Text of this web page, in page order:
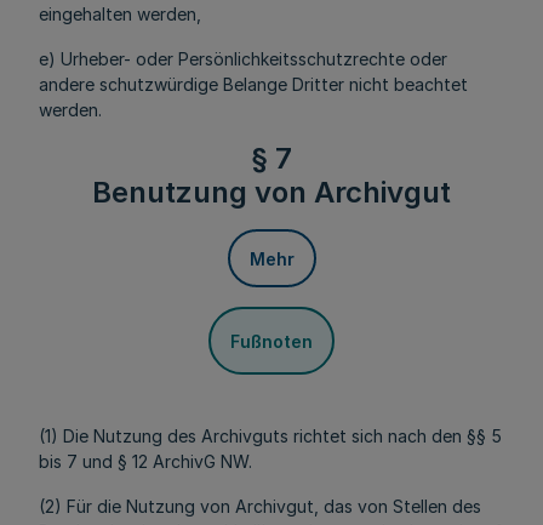
eingehalten werden,
e) Urheber- oder Persönlichkeitsschutzrechte oder
andere schutzwürdige Belange Dritter nicht beachtet
werden.
§ 7
Benutzung von Archivgut
Mehr
Fußnoten
(1) Die Nutzung des Archivguts richtet sich nach den §§ 5
bis 7 und § 12 ArchivG NW.
(2) Für die Nutzung von Archivgut, das von Stellen des